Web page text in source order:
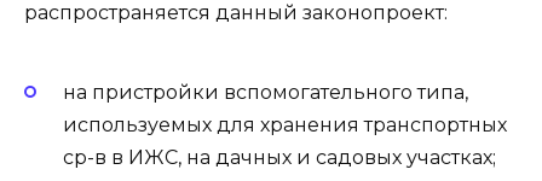
распространяется данный законопроект:
на пристройки вспомогательного типа,
используемых для хранения транспортных
ср-в в ИЖС, на дачных и садовых участках;